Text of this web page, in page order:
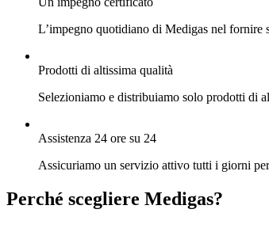
L’impegno quotidiano di Medigas nel
Prodotti di altissima qualità
Selezioniamo e distribuiamo solo prodotti di
Assistenza 24 ore su 24
Assicuriamo un servizio attivo tutti i giorni
Perché scegliere Medigas?